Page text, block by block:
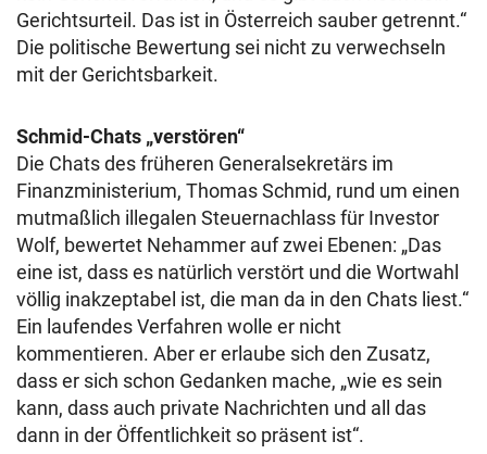
Gerichtsurteil. Das ist in Österreich sauber getrennt.“
Die politische Bewertung sei nicht zu verwechseln
mit der Gerichtsbarkeit.
Schmid-Chats „verstören“
Die Chats des früheren Generalsekretärs im
Finanzministerium, Thomas Schmid, rund um einen
mutmaßlich illegalen Steuernachlass für Investor
Wolf, bewertet Nehammer auf zwei Ebenen: „Das
eine ist, dass es natürlich verstört und die Wortwahl
völlig inakzeptabel ist, die man da in den Chats liest.“
Ein laufendes Verfahren wolle er nicht
kommentieren. Aber er erlaube sich den Zusatz,
dass er sich schon Gedanken mache, „wie es sein
kann, dass auch private Nachrichten und all das
dann in der Öffentlichkeit so präsent ist“.